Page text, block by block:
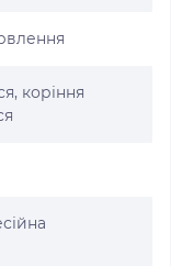
коріння